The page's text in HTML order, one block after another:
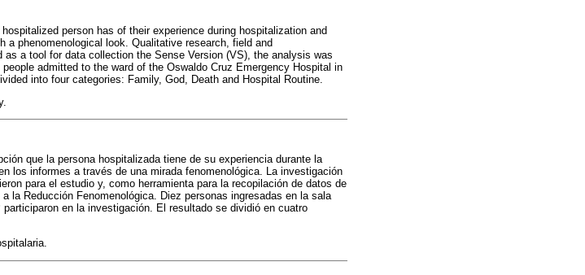
person has of their experience during hospitalization and
phenomenological look. Qualitative research, field and
a tool for data collection the Sense Version (VS), the analysis was
admitted to the ward of the Oswaldo Cruz Emergency Hospital in
into four categories: Family, God, Death and Hospital Routine.
que la persona hospitalizada tiene de su experiencia durante la
los informes a través de una mirada fenomenológica. La investigación
para el estudio y, como herramienta para la recopilación de datos de
la Reducción Fenomenológica. Diez personas ingresadas en la sala
en la investigación. El resultado se dividió en cuatro